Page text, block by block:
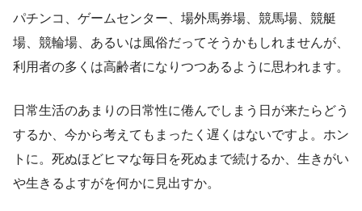
パチンコ、ゲームセンター、場外馬券場、競馬場、競艇
場、競輪場、あるいは風俗だってそうかもしれませんが、
利用者の多くは高齢者になりつつあるように思われます。
日常生活のあまりの日常性に倦んでしまう日が来たらどう
するか、今から考えてもまったく遅くはないですよ。ホン
トに。死ぬほどヒマな毎日を死ぬまで続けるか、生きがい
や生きるよすがを何かに見出すか。